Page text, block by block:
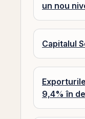
un nou
Capitalul
9,4% în